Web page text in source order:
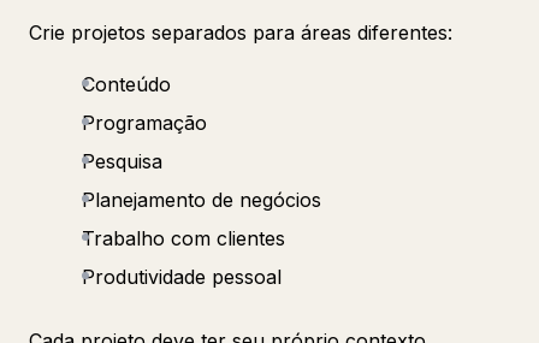
Crie projetos separados para áreas diferentes:
Conteúdo
Programação
Pesquisa
Planejamento de negócios
Trabalho com clientes
Produtividade pessoal